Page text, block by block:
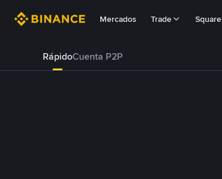
Mercados Trade Square
RápidoCuenta P2P